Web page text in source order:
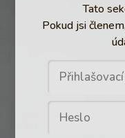
Tato
Pokud jsi